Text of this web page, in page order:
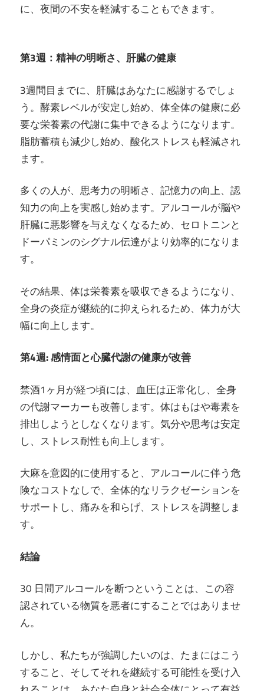
に、夜間の不安を軽減することもできます。
第3週：精神の明晰さ、肝臓の健康
3週間目までに、肝臓はあなたに感謝するでしょ
う。酵素レベルが安定し始め、体全体の健康に必
要な栄養素の代謝に集中できるようになります。
脂肪蓄積も減少し始め、酸化ストレスも軽減され
ます。
多くの人が、思考力の明晰さ、記憶力の向上、認
知力の向上を実感し始めます。アルコールが脳や
肝臓に悪影響を与えなくなるため、セロトニンと
ドーパミンのシグナル伝達がより効率的になりま
す。
その結果、体は栄養素を吸収できるようになり、
全身の炎症が継続的に抑えられるため、体力が大
幅に向上します。
第4週: 感情面と心臓代謝の健康が改善
禁酒1ヶ月が経つ頃には、血圧は正常化し、全身
の代謝マーカーも改善します。体はもはや毒素を
排出しようとしなくなります。気分や思考は安定
し、ストレス耐性も向上します。
大麻を意図的に使用すると、アルコールに伴う危
険なコストなしで、全体的なリラクゼーションを
サポートし、痛みを和らげ、ストレスを調整しま
す。
結論
30 日間アルコールを断つということは、この容
認されている物質を悪者にすることではありませ
ん。
しかし、私たちが強調したいのは、たまにはこう
すること、そしてそれを継続する可能性を受け入